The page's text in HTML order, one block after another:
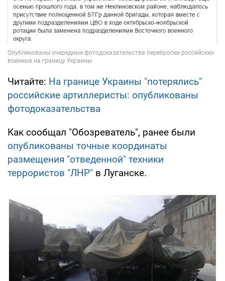
Читайте: На границе Украины "потерялись"
российские артиллеристы: опубликованы
фотодоказательства
Как сообщал "Обозреватель", ранее были
опубликованы точные координаты
размещения "отведенной" техники
террористов "ЛНР" в Луганске.